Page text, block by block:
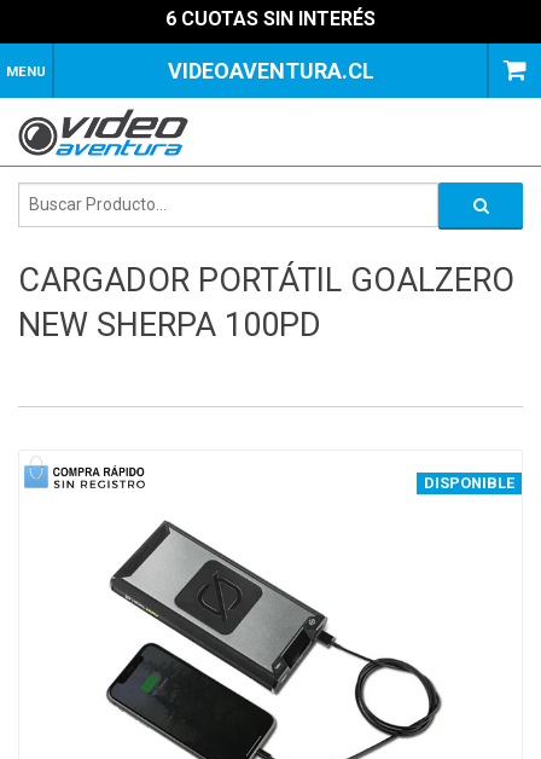
6 CUOTAS SIN INTERÉS
MENU VIDEOAVENTURA.CL
CARGADOR PORTÁTIL GOALZERO
NEW SHERPA 100PD
DISPONIBLE
1 of 4